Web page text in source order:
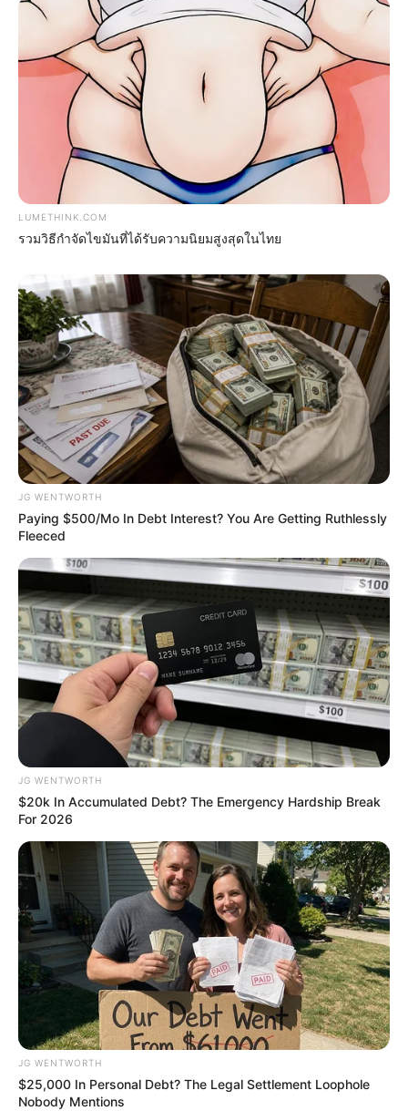
ดวงรายวัน 4 กันยายน 2565
ดวงรายวัน 2 กันยายน 2565
ดวงรายวัน 1 กันยายน 2565
1 ก.ย. 2022
LUMETHINK.COM
รวมวิธีกำจัดไขมันที่ได้รับความนิยมสูงสุดในไทย
JG WENTWORTH
Paying $500/Mo In Debt Interest? You Are Getting Ruthlessly
Fleeced
JG WENTWORTH
$20k In Accumulated Debt? The Emergency Hardship Break
For 2026
JG WENTWORTH
$25,000 In Personal Debt? The Legal Settlement Loophole
Nobody Mentions